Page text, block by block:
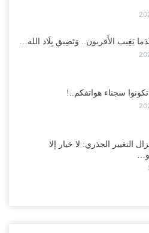
يَغِيب الأَقربون.. وَتَضِيق بِلَاد الله…
تكونوا سجناء هواتفكم..!
التغيير الجذري: لا خيار إلا